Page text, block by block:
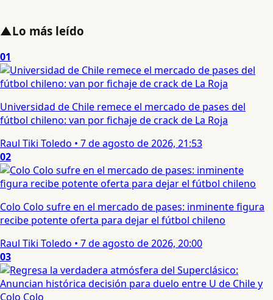
▲Lo más leído
01
Universidad de Chile remece el mercado de pases del
fútbol chileno: van por fichaje de crack de La Roja
Raul Tiki Toledo • 7 de agosto de 2026, 21:53
02
Colo Colo sufre en el mercado de pases: inminente figura
recibe potente oferta para dejar el fútbol chileno
Raul Tiki Toledo • 7 de agosto de 2026, 20:00
03